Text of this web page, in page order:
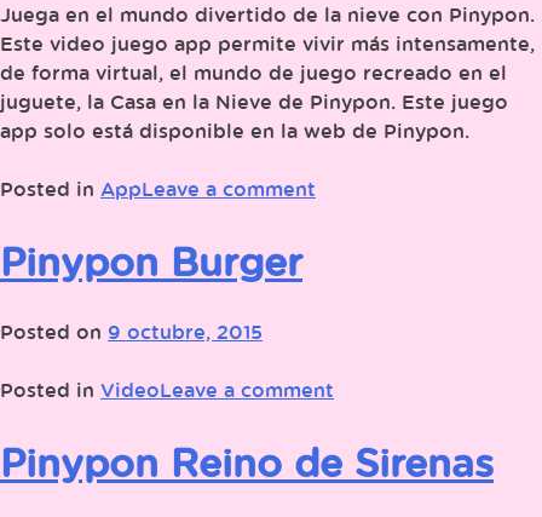
Juega en el mundo divertido de la nieve con Pinypon.
Este video juego app permite vivir más intensamente,
de forma virtual, el mundo de juego recreado en el
juguete, la Casa en la Nieve de Pinypon. Este juego
app solo está disponible en la web de Pinypon.
Posted in AppLeave a comment
Pinypon Burger
Posted on 9 octubre, 2015
Posted in VideoLeave a comment
Pinypon Reino de Sirenas